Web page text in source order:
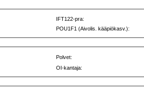
IFT122-pra:
POU1F1 (Aivolis. kääpiökasv.):
Polvet:
OI-kantaja: